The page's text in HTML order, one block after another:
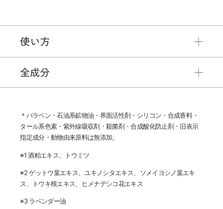
使い方
全成分
＊パラベン・石油系鉱物油・界面活性剤・シリコン・合成香料・
タール系色素・紫外線吸収剤・殺菌剤・合成酸化防止剤・旧表示
指定成分・動物由来原料は無添加。
※1 酒粕エキス、トウミツ
※2 ゲットウ葉エキス、ユキノシタエキス、ソメイヨシノ葉エキ
ス、トウキ根エキス、ヒメナデシコ花エキス
※3 ラベンダー油